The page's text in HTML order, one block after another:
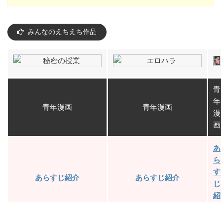
みんなのえちえち作品
青年漫画 青年漫画
青
年
漫
画
あらすじ紹介 あらすじ紹介
あ
ら
す
じ
紹